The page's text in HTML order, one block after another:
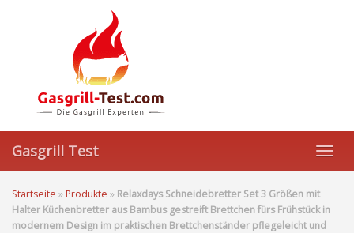
Gasgrill Test
Startseite » Produkte » Relaxdays Schneidebretter Set 3 Größen mit
Halter Küchenbretter aus Bambus gestreift Brettchen fürs Frühstück in
modernem Design im praktischen Brettchenständer pflegeleicht und